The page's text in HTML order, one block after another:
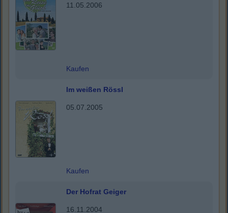
11.05.2006
Kaufen
Im weißen Rössl
05.07.2005
Kaufen
Der Hofrat Geiger
16.11.2004